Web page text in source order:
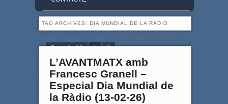
TAG ARCHIVES: DIA MUNDIAL DE LA RÀDIO
Page 1 of 2 1 2
L’AVANTMATX amb
Francesc Granell –
Especial Dia Mundial de
la Ràdio (13-02-26)